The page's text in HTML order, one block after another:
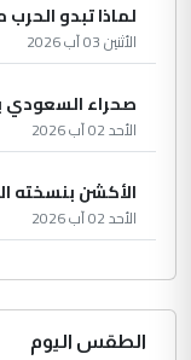
لماذا تبدو
الأثنين 03 آب 2026
صحراء السعودي
الأحد 02 آب 2026
الأكشن بنسخته
الأحد 02 آب 2026
الطقس اليوم